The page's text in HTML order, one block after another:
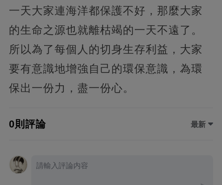
一天大家連海洋都保護不好，那麼大家
的生命之源也就離枯竭的一天不遠了。
所以為了每個人的切身生存利益，大家
要有意識地增強自己的環保意識，為環
保出一份力，盡一份心。
0則評論 最新